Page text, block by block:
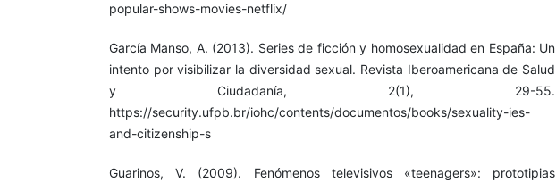
popular-shows-movies-netflix/
García Manso, A. (2013). Series de ficción y homosexualidad en España: Un
intento por visibilizar la diversidad sexual. Revista Iberoamericana de Salud
y Ciudadanía, 2(1), 29-55.
https://security.ufpb.br/iohc/contents/documentos/books/sexuality-ies-
and-citizenship-s
Guarinos, V. (2009). Fenómenos televisivos «teenagers»: prototipias